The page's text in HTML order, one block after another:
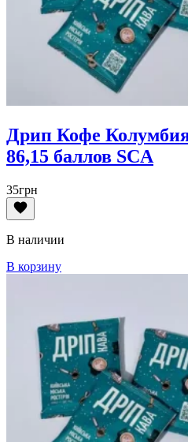
Дрип Кофе
86,15 баллов SCA
35грн
В наличии
В корзину